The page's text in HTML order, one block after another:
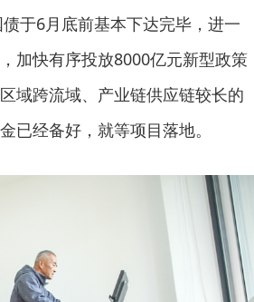
于6月底前基本下达完毕，进一
加快有序投放8000亿元新型政策
域跨流域、产业链供应链较长的
已经备好，就等项目落地。